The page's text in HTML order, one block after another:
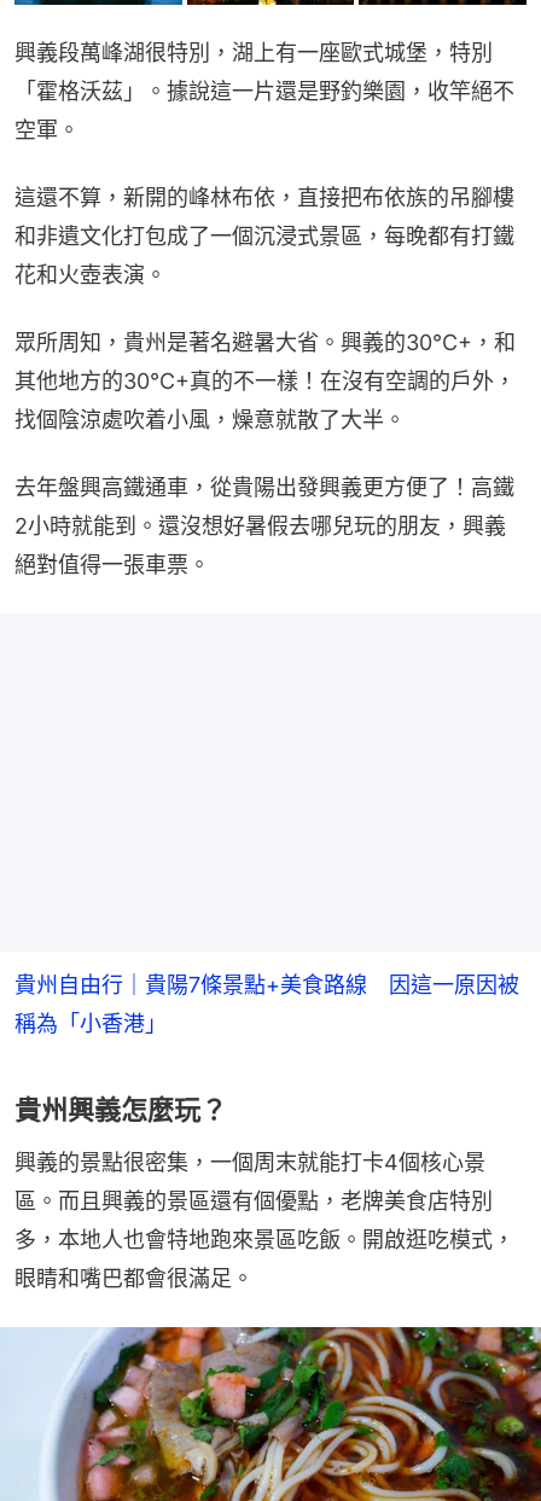
興義段萬峰湖很特別，湖上有一座歐式城堡，特別
「霍格沃茲」。據說這一片還是野釣樂園，收竿絕不
空軍。
這還不算，新開的峰林布依，直接把布依族的吊腳樓
和非遺文化打包成了一個沉浸式景區，每晚都有打鐵
花和火壺表演。
眾所周知，貴州是著名避暑大省。興義的30°C+，和
其他地方的30°C+真的不一樣！在沒有空調的戶外，
找個陰涼處吹着小風，燥意就散了大半。
去年盤興高鐵通車，從貴陽出發興義更方便了！高鐵
2小時就能到。還沒想好暑假去哪兒玩的朋友，興義
絕對值得一張車票。
貴州自由行｜貴陽7條景點+美食路線 因這一原因被
稱為「小香港」
貴州興義怎麼玩？
興義的景點很密集，一個周末就能打卡4個核心景
區。而且興義的景區還有個優點，老牌美食店特別
多，本地人也會特地跑來景區吃飯。開啟逛吃模式，
眼睛和嘴巴都會很滿足。